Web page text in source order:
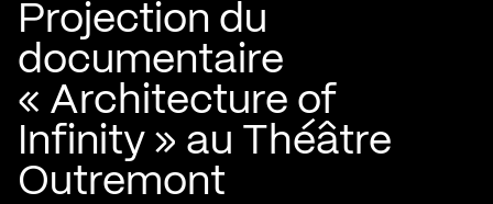
Projection du
documentaire
« Architecture of
Infinity » au Théâtre
Outremont